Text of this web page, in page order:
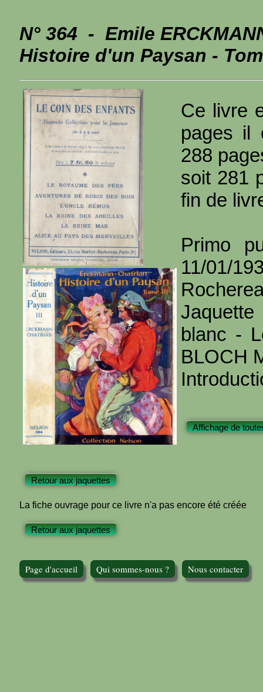
N° 364 - Emile
Histoire d'un Paysan -
Ce livre
pages il
288
soit 281
fin de
Primo
11/01/
blanc -
BLOCH
Affichage de
Retour aux jaquettes
La fiche ouvrage pour ce livre n'a pas encore été créée
Retour aux jaquettes
Page d'accueil Qui sommes-nous ? Nous contacter